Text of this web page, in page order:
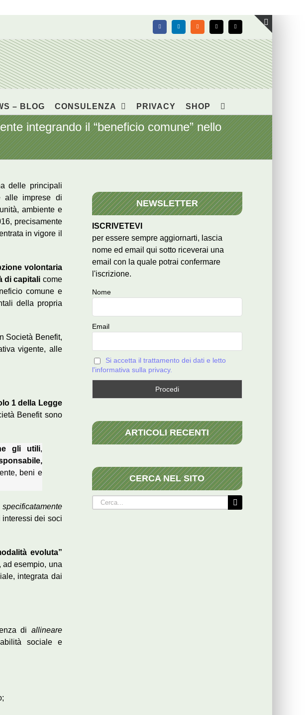
FacebookLinkedIn Rss X Email
– BLOG CONSULENZA PRIVACY SHOP
integrando il “beneficio comune” nello
delle principali
alle imprese di
ambiente e
precisamente
in vigore il
volontaria
di capitali come
comune e
della propria
Società Benefit,
vigente, alle
1 della Legge
Benefit sono
gli utili,
beni e
specificatamente
interessi dei soci
evoluta”
ad esempio, una
integrata dai
di allineare
sociale e
NEWSLETTER
ISCRIVETEVI
per essere sempre aggiornarti, lascia
nome ed email qui sotto riceverai una
email con la quale potrai confermare
l'iscrizione.
Nome
Email
Si accetta il trattamento dei dati e letto
l'informativa sulla privacy.
ARTICOLI RECENTI
CERCA NEL SITO
Cerca
per:
Toggle
area
barra
scorrevole